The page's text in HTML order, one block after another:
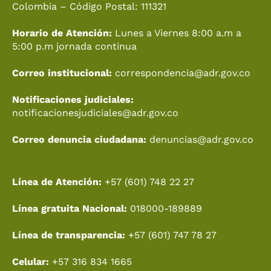
o
r
m
e
r
Colombia – Código Postal: 111321
Horario de Atención: Lunes a Viernes 8:00 a.m a
5:00 p.m jornada continua
Correo institucional: correspondencia@adr.gov.co
Notificaciones judiciales:
notificacionesjudiciales@adr.gov.co
Correo denuncia ciudadana: denuncias@adr.gov.co
Línea de Atención: +57 (601) 748 22 27
Línea gratuita Nacional: 018000-189889
Línea de transparencia: +57 (601) 747 78 27
Celular: +57 316 834 1665